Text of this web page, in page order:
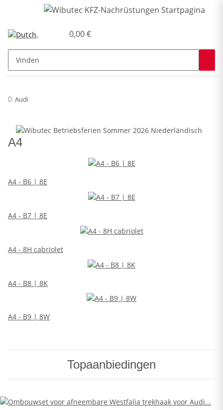
0,00 €
Audi
A4
A4 - B6 | 8E
A4 - B7 | 8E
A4 - 8H cabriolet
A4 - B8 | 8K
A4 - B9 | 8W
Topaanbiedingen